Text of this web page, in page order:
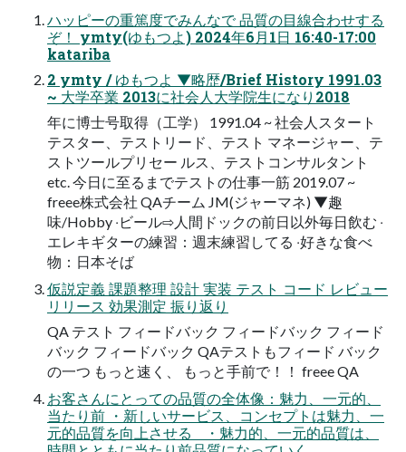
ハッピーの重篤度でみんなで 品質の⽬線合わせする
ぞ！ ymty(ゆもつよ) 2024年6⽉1⽇ 16:40-17:00
katariba
2 ymty / ゆもつよ ▼略歴/Brief History 1991.03
~ ⼤学卒業 2013に社会⼈⼤学院⽣になり2018
年に博⼠号取得（⼯学） 1991.04 ~ 社会⼈スタート
テスター、テストリード、テスト マネージャー、テ
ストツールプリセー ルス、テストコンサルタント
etc. 今⽇に⾄るまでテストの仕事⼀筋 2019.07 ~
freee株式会社 QAチーム JM(ジャーマネ) ▼趣
味/Hobby ‧ビール⇨⼈間ドックの前⽇以外毎⽇飲む ‧
エレキギターの練習：週末練習してる ‧好きな⾷べ
物：⽇本そば
仮説定義 課題整理 設計 実装 テスト コード レビュー
リリース 効果測定 振り返り
QA テスト フィードバック フィードバック フィード
バック フィードバック QAテストもフィード バック
の⼀つ もっと速く、 もっと⼿前で！！ freee QA
お客さんにとっての品質の全体像：魅⼒、⼀元的、
当たり前 ・新しいサービス、コンセプトは魅力、一
元的品質を向上させる ・魅力的、一元的品質は、